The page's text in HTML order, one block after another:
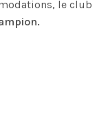
le club